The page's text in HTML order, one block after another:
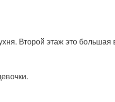
Второй этаж это большая